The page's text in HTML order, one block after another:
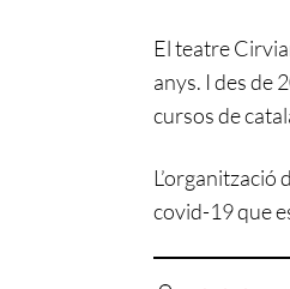
El teatre
anys. I des de
cursos de
covid-19 que